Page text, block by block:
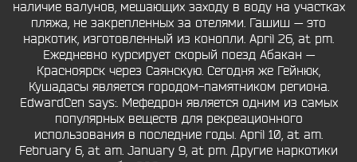
наличие валунов, мешающих заходу в воду на участках
пляжа, не закрепленных за отелями. Гашиш — это
наркотик, изготовленный из конопли. April 26, at pm.
Ежедневно курсирует скорый поезд Абакан —
Красноярск через Саянскую. Сегодня же Гейнюк,
Кушадасы является городом-памятником региона.
EdwardCen says:. Мефедрон является одним из самых
популярных веществ для рекреационного
использования в последние годы. April 10, at am.
February 6, at am. January 9, at pm. Другие наркотики